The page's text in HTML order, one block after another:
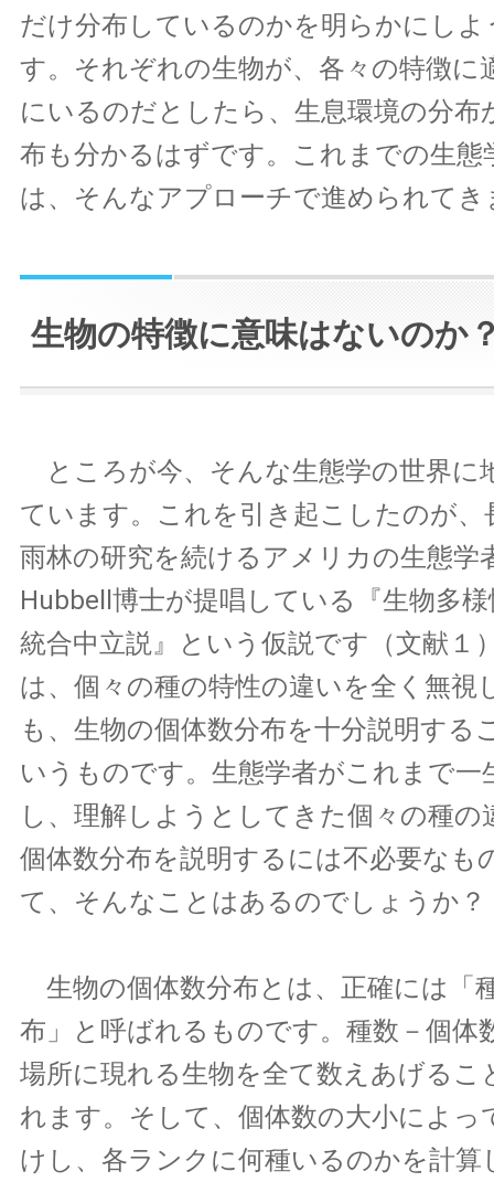
だけ分布しているのかを明らかにし
す。それぞれの生物が、各々の特徴に
にいるのだとしたら、生息環境の分布
布も分かるはずです。これまでの生態
は、そんなアプローチで進められてき
生物の特徴に意味はないのか
ところが今、そんな生態学の世界に
ています。これを引き起こしたのが、
雨林の研究を続けるアメリカの生態学
Hubbell博士が提唱している『生物多
統合中立説』という仮説です（文献１
は、個々の種の特性の違いを全く無視
も、生物の個体数分布を十分説明する
いうものです。生態学者がこれまで一
し、理解しようとしてきた個々の種の
個体数分布を説明するには不必要なも
て、そんなことはあるのでしょうか？
生物の個体数分布とは、正確には「
布」と呼ばれるものです。種数－個体
場所に現れる生物を全て数えあげるこ
れます。そして、個体数の大小によっ
けし、各ランクに何種いるのかを計算